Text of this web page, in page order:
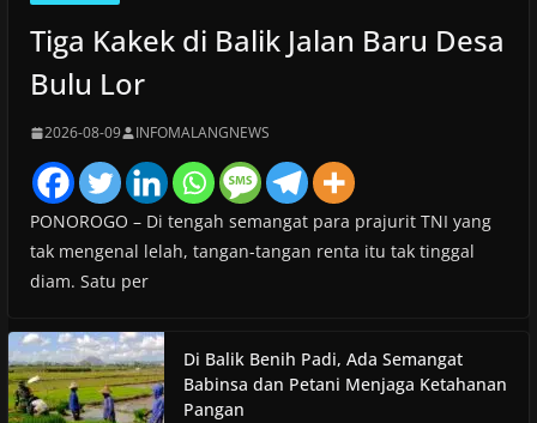
Tiga Kakek di Balik Jalan Baru Desa
Bulu Lor
2026-08-09 INFOMALANGNEWS
PONOROGO – Di tengah semangat para prajurit TNI yang
tak mengenal lelah, tangan-tangan renta itu tak tinggal
diam. Satu per
Di Balik Benih Padi, Ada Semangat
Babinsa dan Petani Menjaga Ketahanan
Pangan